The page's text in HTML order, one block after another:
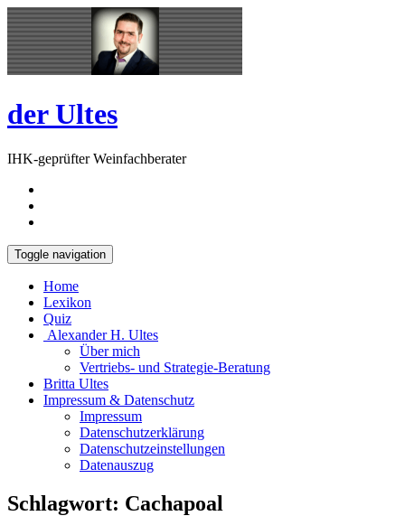
Skip
to
content
Open
Sidebar
der Ultes
IHK-geprüfter Weinfachberater
Toggle navigation
Home
Lexikon
Quiz
Alexander H. Ultes
Über mich
Vertriebs- und Strategie-Beratung
Britta Ultes
Impressum & Datenschutz
Impressum
Datenschutzerklärung
Datenschutzeinstellungen
Datenauszug
Schlagwort: Cachapoal